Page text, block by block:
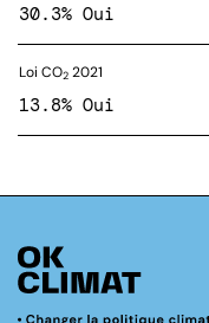
30.3% Oui
Loi CO2 2021
13.8% Oui